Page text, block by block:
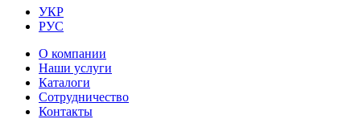
УКР
РУС
О компании
Наши услуги
Каталоги
Сотрудничество
Контакты